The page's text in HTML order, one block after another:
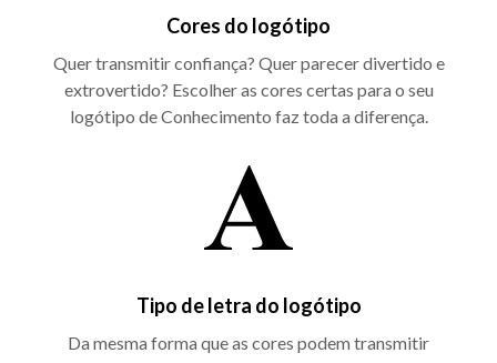
Cores do logótipo
Quer transmitir confiança? Quer parecer divertido e
extrovertido? Escolher as cores certas para o seu
logótipo de Conhecimento faz toda a diferença.
Tipo de letra do logótipo
Da mesma forma que as cores podem transmitir